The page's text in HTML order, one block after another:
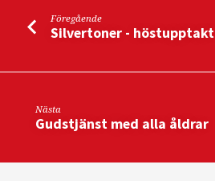
Föregående
Silvertoner - höstupptakt
Nästa
Gudstjänst med alla åldrar